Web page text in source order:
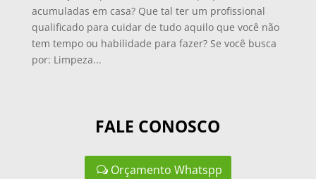
acumuladas em casa? Que tal ter um profissional
qualificado para cuidar de tudo aquilo que você não
tem tempo ou habilidade para fazer? Se você busca
por: Limpeza...
FALE CONOSCO
Orçamento Whatspp